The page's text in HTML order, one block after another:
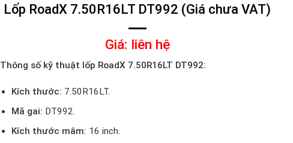
Lốp RoadX 7.50R16LT DT992 (Giá chưa VAT)
Giá: liên hệ
Thông số kỹ thuật lốp RoadX 7.50R16LT DT992:
Kích thước: 7.50R16LT.
Mã gai: DT992.
Kích thước mâm: 16 inch.